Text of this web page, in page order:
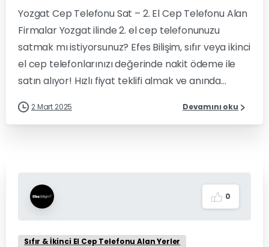
Yozgat Cep Telefonu Sat – 2. El Cep Telefonu Alan
Firmalar Yozgat ilinde 2. el cep telefonunuzu
satmak mı istiyorsunuz? Efes Bilişim, sıfır veya ikinci
el cep telefonlarınızı değerinde nakit ödeme ile
satın alıyor! Hızlı fiyat teklifi almak ve anında...
2 Mart 2025 Devamını oku
0
Sıfır & İkinci El Cep Telefonu Alan Yerler